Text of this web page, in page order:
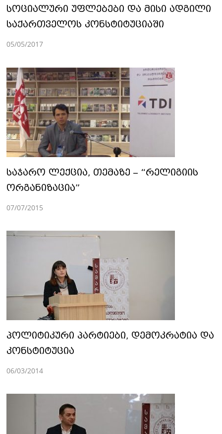
სოციალური უფლებები და მისი ადგილი
საქართველოს კონსტიტუციაში
05/05/2017
საჯარო ლექცია, თემაზე – “რელიგიის
ორგანიზაცია”
07/07/2015
პოლიტიკური პარტიები, დემოკრატია და
კონსტიტუცია
06/03/2014